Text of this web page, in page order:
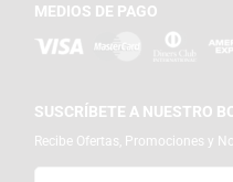
MEDIOS DE PAGO
SUSCRÍBETE A NUESTRO
Recibe Ofertas, Promociones y